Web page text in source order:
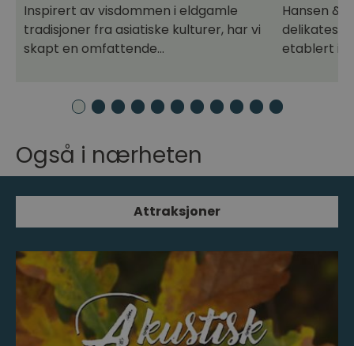
Inspirert av visdommen i eldgamle
tradisjoner fra asiatiske kulturer, har vi
skapt en omfattende…
Hansen &
etablert i
Også i nærheten
Attraksjoner